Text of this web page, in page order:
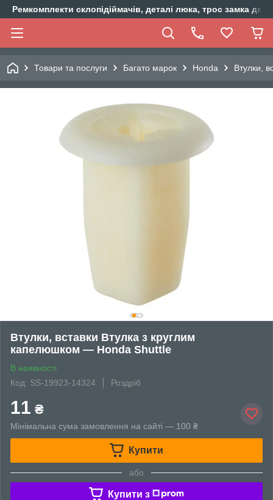
Ремкомплекти склопідіймачів, деталі люка, трос замка
Товари та послуги Багато марок Honda Втулки,
Втулки, вставки Втулка з круглим
капелюшком — Honda Shuttle
В наявності
Код: SS-19923-14324
Роздріб
11 ₴
Мінімальна сума замовлення на сайті — 100 ₴
Купити
або
Купити з